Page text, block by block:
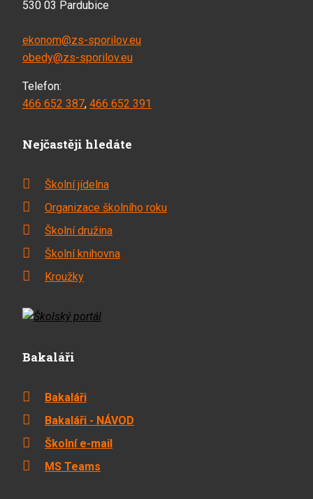
530 03 Pardubice
ekonom@zs-sporilov.eu
obedy@zs-sporilov.eu
Telefon:
466 652 387, 466 652 391
Nejčastěji hledáte
Školní jídelna
Organizace školního roku
Školní družina
Školní knihovna
Kroužky
Bakaláři
Bakaláři
Bakaláři - NÁVOD
Školní e-mail
MS Teams